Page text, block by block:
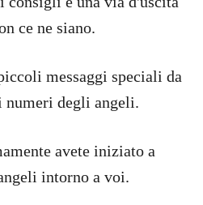
ce ne siano.
messaggi speciali da
numeri degli angeli.
avete iniziato a
intorno a voi.